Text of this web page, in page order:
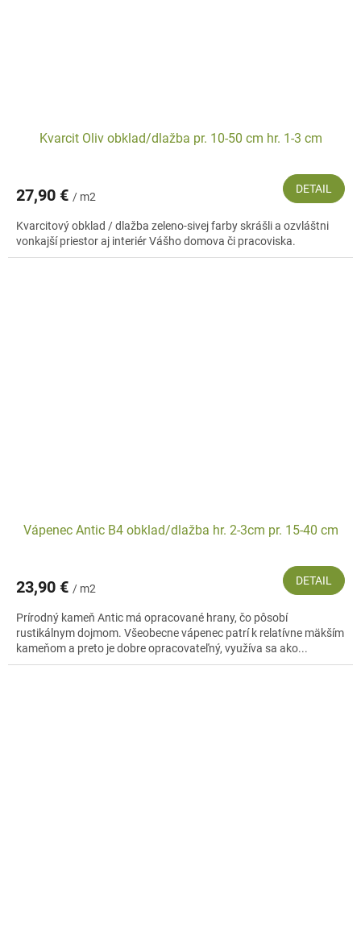
Kvarcit Oliv obklad/dlažba pr. 10-50 cm hr. 1-3 cm
27,90 € / m2
DETAIL
Kvarcitový obklad / dlažba zeleno-sivej farby skrášli a ozvláštni
vonkajší priestor aj interiér Vášho domova či pracoviska.
Vápenec Antic B4 obklad/dlažba hr. 2-3cm pr. 15-40 cm
23,90 € / m2
DETAIL
Prírodný kameň Antic má opracované hrany, čo pôsobí
rustikálnym dojmom. Všeobecne vápenec patrí k relatívne mäkším
kameňom a preto je dobre opracovateľný, využíva sa ako...